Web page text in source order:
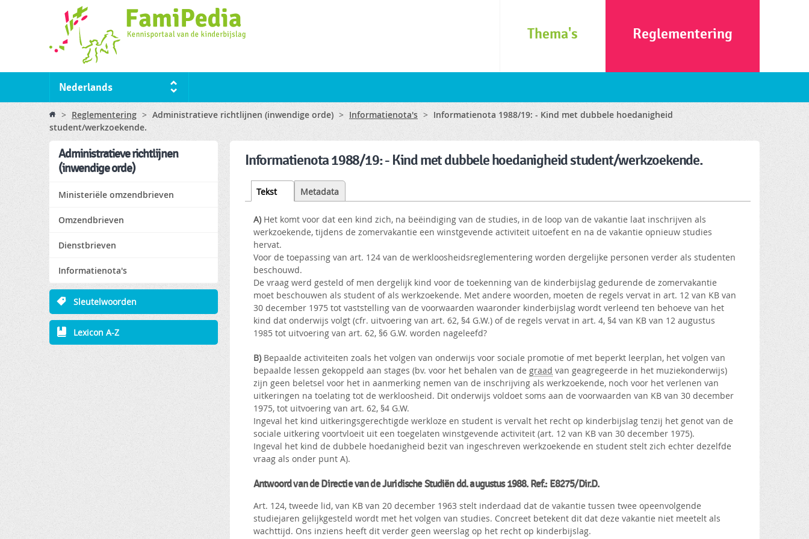
Thema's Reglementering
Nederlands
You are here
> Reglementering > Administratieve richtlijnen (inwendige orde) > Informatienota's > Informatienota 1988/19: - Kind met dubbele hoedanigheid
student/werkzoekende.
Administratieve richtlijnen
(inwendige orde)
Ministeriële omzendbrieven
Omzendbrieven
Dienstbrieven
Informatienota's
Sleutelwoorden
Lexicon A-Z
Informatienota 1988/19: - Kind met dubbele hoedanigheid student/werkzoekende.
Tabs
Tekst(activeMetadata
A) Het komt voor dat een kind zich, na beëindiging van de studies, in de loop van de vakantie laat inschrijven als
werkzoekende, tijdens de zomervakantie een winstgevende activiteit uitoefent en na de vakantie opnieuw studies
hervat.
Voor de toepassing van art. 124 van de werkloosheidsreglementering worden dergelijke personen verder als studenten
beschouwd.
De vraag werd gesteld of men dergelijk kind voor de toekenning van de kinderbijslag gedurende de zomervakantie
moet beschouwen als student of als werkzoekende. Met andere woorden, moeten de regels vervat in art. 12 van KB van
30 december 1975 tot vaststelling van de voorwaarden waaronder kinderbijslag wordt verleend ten behoeve van het
kind dat onderwijs volgt (cfr. uitvoering van art. 62, §4 G.W.) of de regels vervat in art. 4, §4 van KB van 12 augustus
1985 tot uitvoering van art. 62, §6 G.W. worden nageleefd?
B) Bepaalde activiteiten zoals het volgen van onderwijs voor sociale promotie of met beperkt leerplan, het volgen van
bepaalde lessen gekoppeld aan stages (bv. voor het behalen van de graad van geagregeerde in het muziekonderwijs)
zijn geen beletsel voor het in aanmerking nemen van de inschrijving als werkzoekende, noch voor het verlenen van
uitkeringen na toelating tot de werkloosheid. Dit onderwijs voldoet soms aan de voorwaarden van KB van 30 december
1975, tot uitvoering van art. 62, §4 G.W.
Ingeval het kind uitkeringsgerechtigde werkloze en student is vervalt het recht op kinderbijslag tenzij het genot van de
sociale uitkering voortvloeit uit een toegelaten winstgevende activiteit (art. 12 van KB van 30 december 1975).
Ingeval het kind de dubbele hoedanigheid bezit van ingeschreven werkzoekende en student stelt zich echter dezelfde
vraag als onder punt A).
Antwoord van de Directie van de Juridische Studiën dd. augustus 1988. Ref.: E8275/Dir.D.
Art. 124, tweede lid, van KB van 20 december 1963 stelt inderdaad dat de vakantie tussen twee opeenvolgende
studiejaren gelijkgesteld wordt met het volgen van studies. Concreet betekent dit dat deze vakantie niet meetelt als
wachttijd. Ons inziens heeft dit verder geen weerslag op het recht op kinderbijslag.